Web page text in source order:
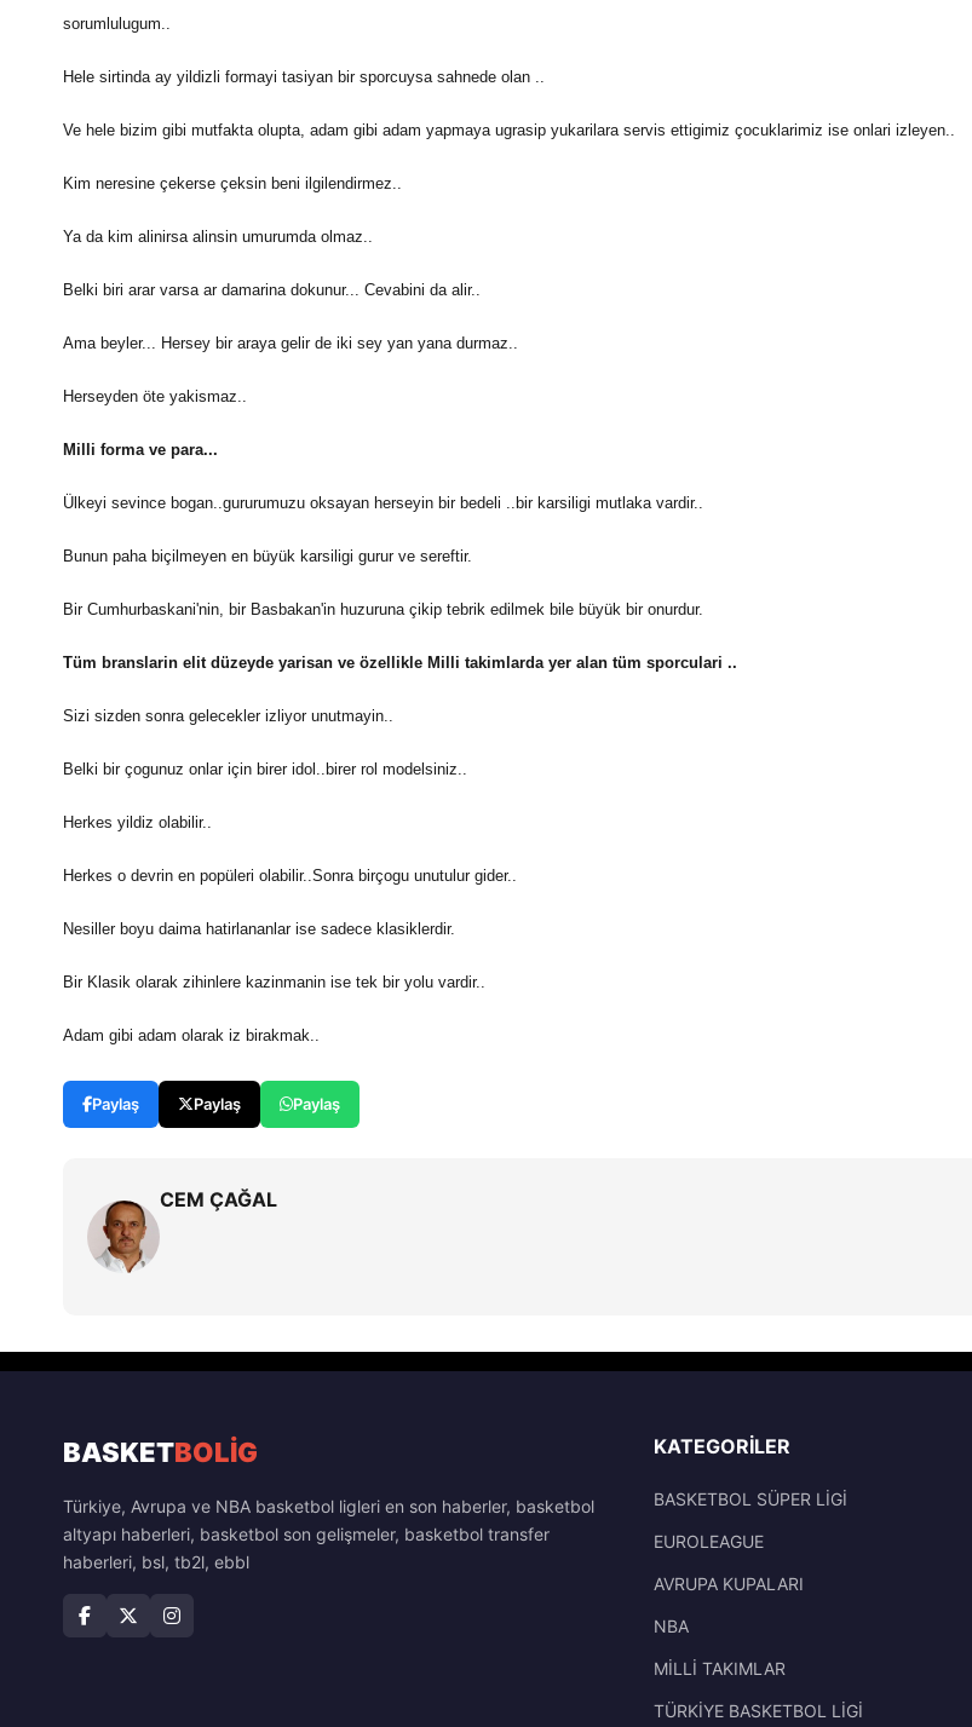
sorumlulugum..
Hele sirtinda ay yildizli formayi tasiyan bir sporcuysa sahnede olan ..
Ve hele bizim gibi mutfakta olupta, adam gibi adam yapmaya ugrasip yukarilara servis ettigimiz çocuklarimiz ise onlari izleyen..
Kim neresine çekerse çeksin beni ilgilendirmez..
Ya da kim alinirsa alinsin umurumda olmaz..
Belki biri arar varsa ar damarina dokunur... Cevabini da alir..
Ama beyler... Hersey bir araya gelir de iki sey yan yana durmaz..
Herseyden öte yakismaz..
Milli forma ve para...
Ülkeyi sevince bogan..gururumuzu oksayan herseyin bir bedeli ..bir karsiligi mutlaka vardir..
Bunun paha biçilmeyen en büyük karsiligi gurur ve sereftir.
Bir Cumhurbaskani'nin, bir Basbakan'in huzuruna çikip tebrik edilmek bile büyük bir onurdur.
Tüm branslarin elit düzeyde yarisan ve özellikle Milli takimlarda yer alan tüm sporculari ..
Sizi sizden sonra gelecekler izliyor unutmayin..
Belki bir çogunuz onlar için birer idol..birer rol modelsiniz..
Herkes yildiz olabilir..
Herkes o devrin en popüleri olabilir..Sonra birçogu unutulur gider..
Nesiller boyu daima hatirlananlar ise sadece klasiklerdir.
Bir Klasik olarak zihinlere kazinmanin ise tek bir yolu vardir..
Adam gibi adam olarak iz birakmak..
Paylaş Paylaş Paylaş
CEM ÇAĞAL
BASKETBOLİG
Türkiye, Avrupa ve NBA basketbol ligleri en son haberler, basketbol
altyapı haberleri, basketbol son gelişmeler, basketbol transfer
haberleri, bsl, tb2l, ebbl
KATEGORILER
BASKETBOL SÜPER LİGİ
EUROLEAGUE
AVRUPA KUPALARI
NBA
MİLLİ TAKIMLAR
TÜRKİYE BASKETBOL LİGİ